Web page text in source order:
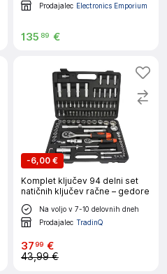
Prodajalec Electronics Emporium
135 89 €
-6,00 €
Komplet ključev 94 delni set
natičnih ključev račne – gedore
Na voljo v 7-10 delovnih dneh
Prodajalec TradinQ
3799 €
43,99 €